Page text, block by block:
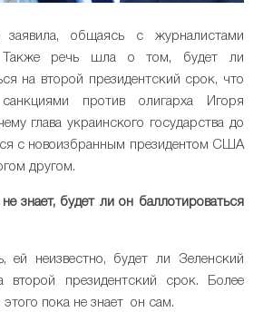
общаясь с журналистами
Также речь шла о том, будет ли
на второй президентский срок, что
против олигарха Игоря
глава украинского государства до
с новоизбранным президентом США
другом.
знает, будет ли он баллотироваться
ей неизвестно, будет ли Зеленский
второй президентский срок. Более
этого пока не знает он сам.